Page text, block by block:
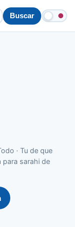
Buscar
· Tu de que
para sarahi de